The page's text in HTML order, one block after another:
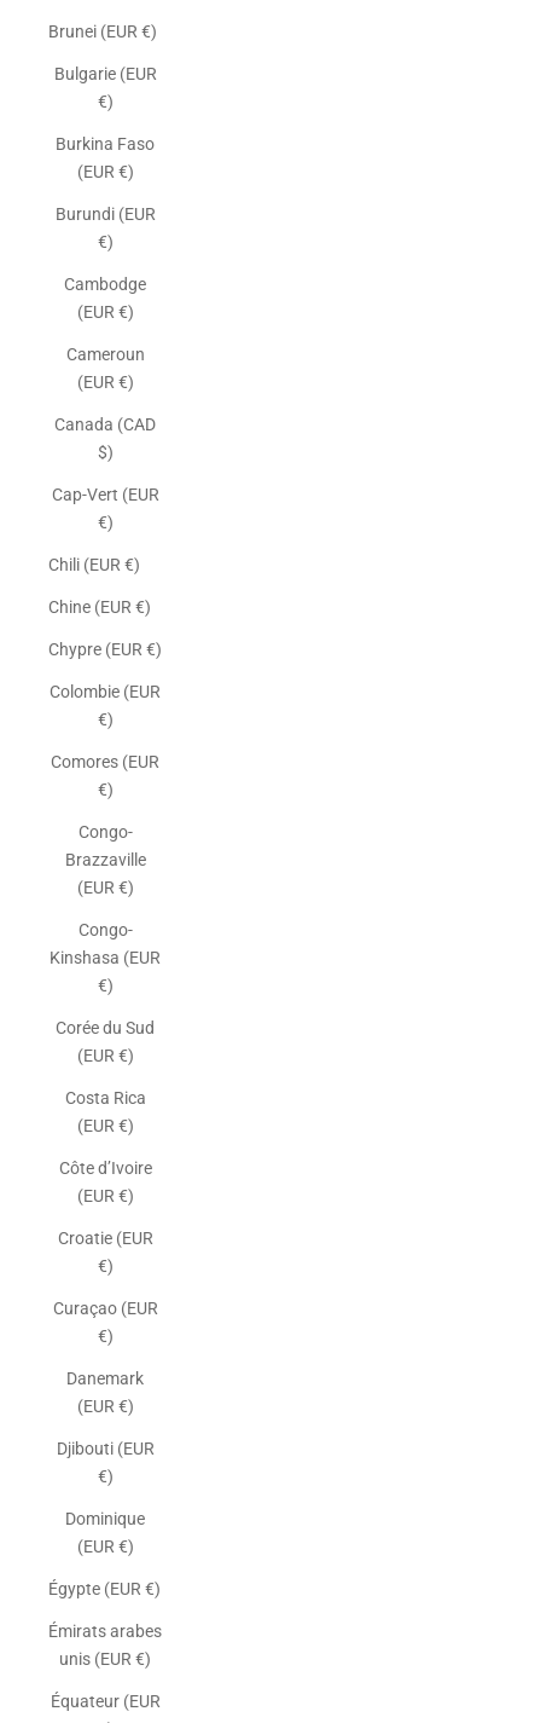
Brunei (EUR €)
Bulgarie (EUR
€)
Burkina Faso
(EUR €)
Burundi (EUR
€)
Cambodge
(EUR €)
Cameroun
(EUR €)
Canada (CAD
$)
Cap-Vert (EUR
€)
Chili (EUR €)
Chine (EUR €)
Chypre (EUR €)
Colombie (EUR
€)
Comores (EUR
€)
Congo-
Brazzaville
(EUR €)
Congo-
Kinshasa (EUR
€)
Corée du Sud
(EUR €)
Costa Rica
(EUR €)
Côte d’Ivoire
(EUR €)
Croatie (EUR
€)
Curaçao (EUR
€)
Danemark
(EUR €)
Djibouti (EUR
€)
Dominique
(EUR €)
Égypte (EUR €)
Émirats arabes
unis (EUR €)
Équateur (EUR